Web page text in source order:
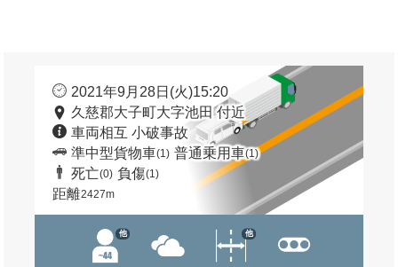
2021年9月28日(火)15:20
久慈郡大子町大字池田 付近
車両相互 小破事故
準中型貨物車(1) 普通乗用車(1)
死亡(0) 負傷(1)
距離2427m
他 他